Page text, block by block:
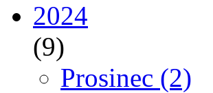
2024
(9)
Prosinec (2)